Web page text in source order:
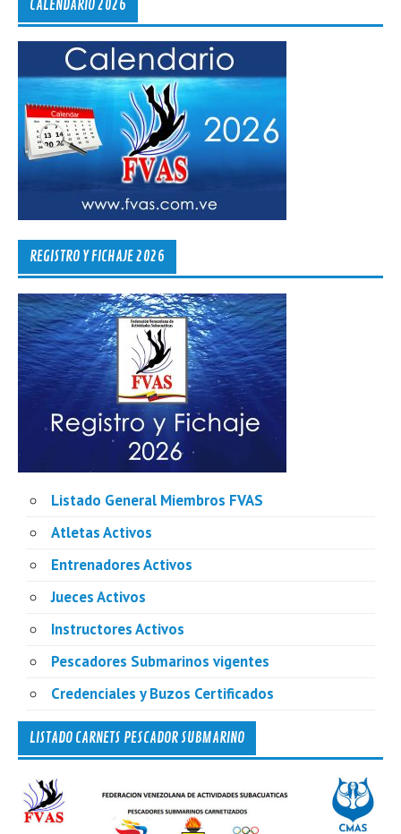
CALENDARIO 2026
REGISTRO Y FICHAJE 2026
Listado General Miembros FVAS
Atletas Activos
Entrenadores Activos
Jueces Activos
Instructores Activos
Pescadores Submarinos vigentes
Credenciales y Buzos Certificados
LISTADO CARNETS PESCADOR SUBMARINO